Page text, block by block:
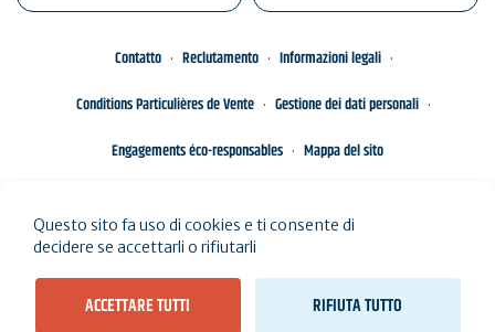
Contatto Reclutamento
Informazioni legali
Conditions Particulières de Vente
Gestione dei dati personali
Engagements éco-responsables
Mappa del sito
Questo sito fa uso di cookies e ti consente di
decidere se accettarli o rifiutarli
ACCETTARE TUTTI RIFIUTA TUTTO